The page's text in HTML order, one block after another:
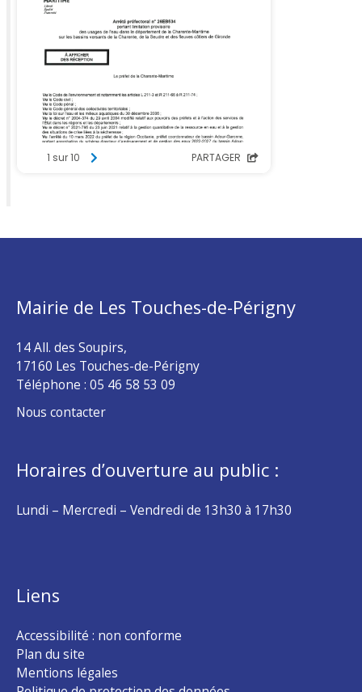
Mairie de Les Touches-de-Périgny
14 All. des Soupirs,
17160 Les Touches-de-Périgny
Téléphone : 05 46 58 53 09
Nous contacter
Horaires d’ouverture au public :
Lundi – Mercredi – Vendredi de 13h30 à 17h30
Liens
Accessibilité : non conforme
Plan du site
Mentions légales